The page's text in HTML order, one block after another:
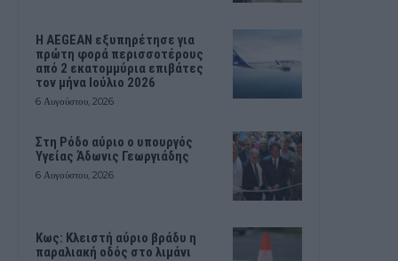
Η AEGEAN εξυπηρέτησε για
πρώτη φορά περισσοτέρους
από 2 εκατομμύρια επιβάτες
τον μήνα Ιούλιο 2026
6 Αυγούστου, 2026
Στη Ρόδο αύριο ο υπουργός
Υγείας Άδωνις Γεωργιάδης
6 Αυγούστου, 2026
Κως: Κλειστή αύριο βράδυ η
παραλιακή οδός στο λιμάνι